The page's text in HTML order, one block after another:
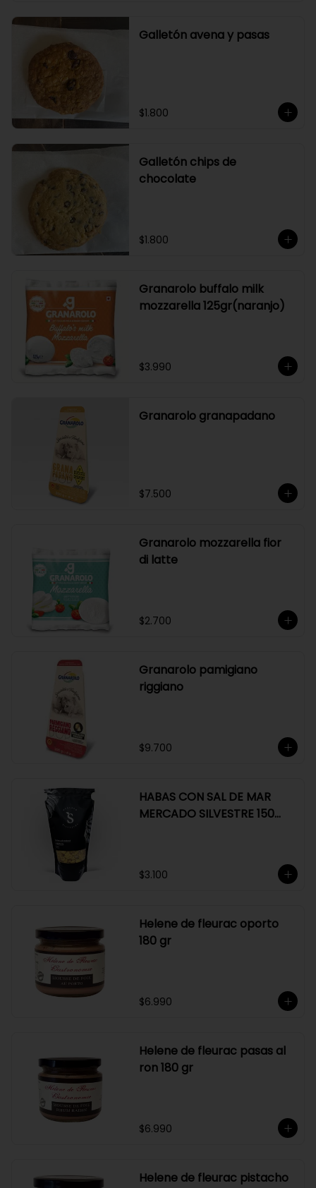
Galletón avena y pasas
$1.800
Galletón chips de
chocolate
$1.800
Granarolo buffalo milk
mozzarella 125gr(naranjo)
$3.990
Granarolo granapadano
$7.500
Granarolo mozzarella fior
di latte
$2.700
Granarolo pamigiano
riggiano
$9.700
HABAS CON SAL DE MAR
MERCADO SILVESTRE 150
$3.100
Helene de fleurac oporto
180 gr
$6.990
Helene de fleurac pasas al
ron 180 gr
$6.990
Helene de fleurac pistacho